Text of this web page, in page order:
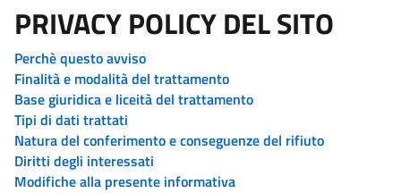
PRIVACY POLICY DEL SITO
Perchè questo avviso
Finalità e modalità del trattamento
Base giuridica e liceità del trattamento
Tipi di dati trattati
Natura del conferimento e conseguenze del rifiuto
Diritti degli interessati
Modifiche alla presente informativa